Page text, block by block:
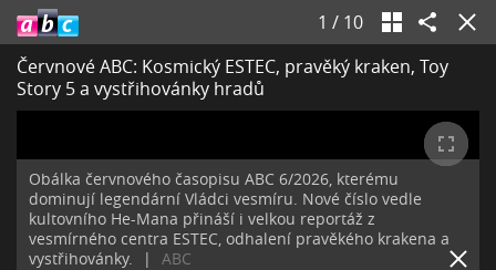
1 / 10
Červnové ABC: Kosmický ESTEC, pravěký kraken, Toy
Story 5 a vystřihovánky hradů
Obálka červnového časopisu ABC 6/2026, kterému
dominují legendární Vládci vesmíru. Nové číslo vedle
kultovního He-Mana přináší i velkou reportáž z
vesmírného centra ESTEC, odhalení pravěkého krakena a
vystřihovánky.
| ABC